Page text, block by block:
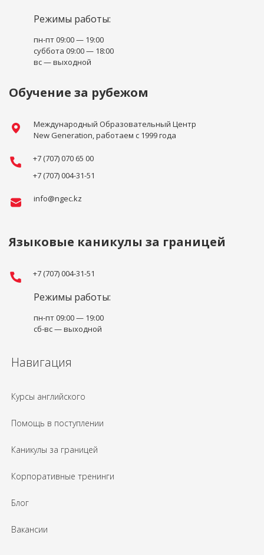
Режимы работы:
пн-пт 09:00 — 19:00
суббота 09:00 — 18:00
вс — выходной
Обучение за рубежом
Международный Образовательный Центр
New Generation, работаем с 1999 года
+7 (707) 070 65 00
+7 (707) 004-31-51
info@ngec.kz
Языковые каникулы за границей
+7 (707) 004-31-51
Режимы работы:
пн-пт 09:00 — 19:00
сб-вс — выходной
Навигация
Курсы английского
Помощь в поступлении
Каникулы за границей
Корпоративные тренинги
Блог
Вакансии